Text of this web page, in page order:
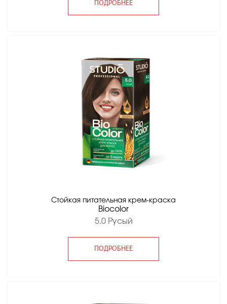
ПОДРОБНЕЕ
Стойкая питательная крем-краска
Вiocolor
5.0 Русый
ПОДРОБНЕЕ